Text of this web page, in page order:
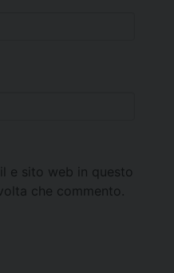
e sito web in questo
che commento.